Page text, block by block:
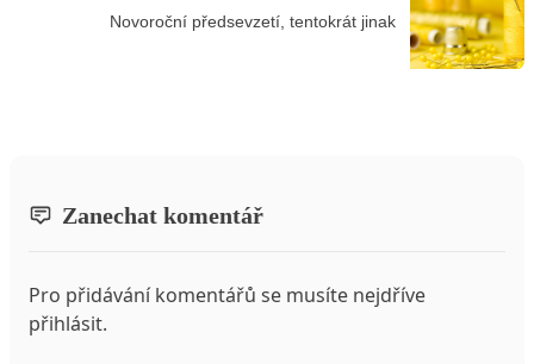
Novoroční předsevzetí, tentokrát jinak
Zanechat komentář
Pro přidávání komentářů se musíte nejdříve
přihlásit.